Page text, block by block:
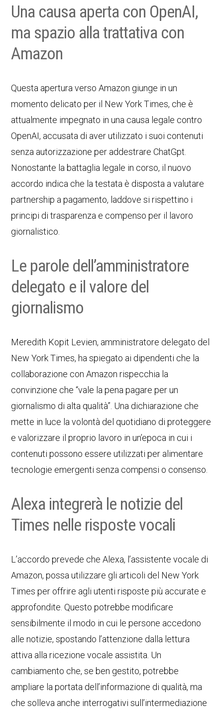
Una causa aperta con OpenAI,
ma spazio alla trattativa con
Amazon
Questa apertura verso Amazon giunge in un
momento delicato per il New York Times, che è
attualmente impegnato in una causa legale contro
OpenAI, accusata di aver utilizzato i suoi contenuti
senza autorizzazione per addestrare ChatGpt.
Nonostante la battaglia legale in corso, il nuovo
accordo indica che la testata è disposta a valutare
partnership a pagamento, laddove si rispettino i
principi di trasparenza e compenso per il lavoro
giornalistico.
Le parole dell’amministratore
delegato e il valore del
giornalismo
Meredith Kopit Levien, amministratore delegato del
New York Times, ha spiegato ai dipendenti che la
collaborazione con Amazon rispecchia la
convinzione che “vale la pena pagare per un
giornalismo di alta qualità”. Una dichiarazione che
mette in luce la volontà del quotidiano di proteggere
e valorizzare il proprio lavoro in un’epoca in cui i
contenuti possono essere utilizzati per alimentare
tecnologie emergenti senza compensi o consenso.
Alexa integrerà le notizie del
Times nelle risposte vocali
L’accordo prevede che Alexa, l’assistente vocale di
Amazon, possa utilizzare gli articoli del New York
Times per offrire agli utenti risposte più accurate e
approfondite. Questo potrebbe modificare
sensibilmente il modo in cui le persone accedono
alle notizie, spostando l’attenzione dalla lettura
attiva alla ricezione vocale assistita. Un
cambiamento che, se ben gestito, potrebbe
ampliare la portata dell’informazione di qualità, ma
che solleva anche interrogativi sull’intermediazione